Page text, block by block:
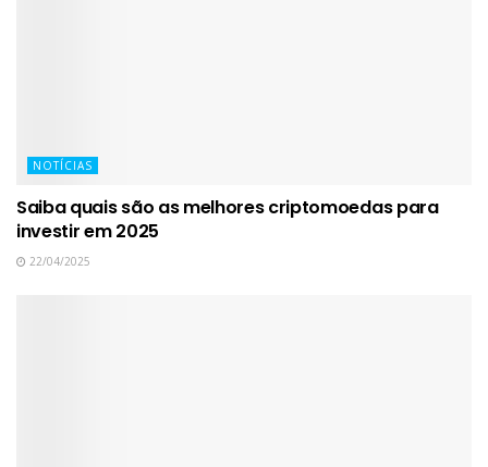
NOTÍCIAS
Saiba quais são as melhores criptomoedas para
investir em 2025
22/04/2025